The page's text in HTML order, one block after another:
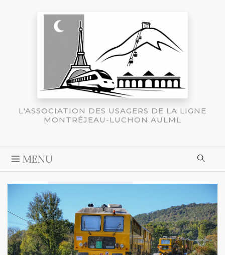
L'ASSOCIATION DES USAGERS DE LA LIGNE
MONTRÉJEAU-LUCHON AULML
MENU